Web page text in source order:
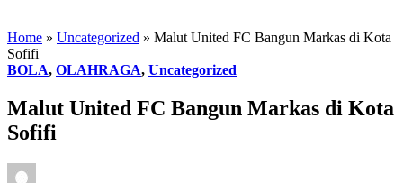
Home » Uncategorized » Malut United FC Bangun Markas di Kota
Sofifi
BOLA, OLAHRAGA, Uncategorized
Malut United FC Bangun Markas di Kota
Sofifi